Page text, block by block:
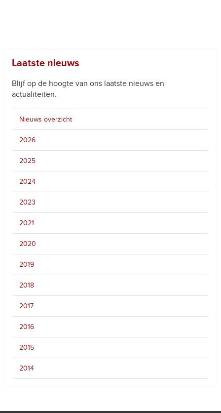
Laatste nieuws
Blijf op de hoogte van ons laatste nieuws en
actualiteiten.
Nieuws overzicht
2026
2025
2024
2023
2021
2020
2019
2018
2017
2016
2015
2014